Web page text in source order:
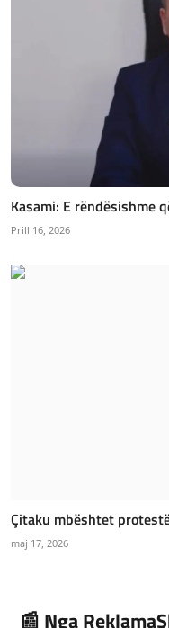
Kasami: E rëndësishme
Prill 16, 2026
Çitaku mbështet
maj 17, 2026
📰 Nga